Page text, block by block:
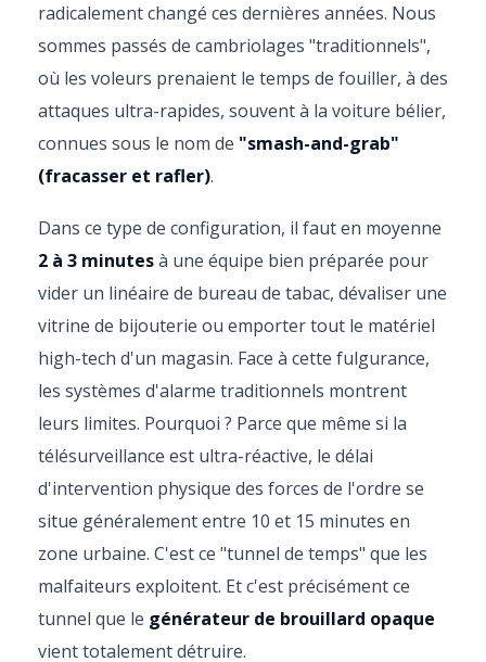
radicalement changé ces dernières années. Nous
sommes passés de cambriolages "traditionnels",
où les voleurs prenaient le temps de fouiller, à des
attaques ultra-rapides, souvent à la voiture bélier,
connues sous le nom de "smash-and-grab"
(fracasser et rafler).
Dans ce type de configuration, il faut en moyenne
2 à 3 minutesà une équipe bien préparée pour
vider un linéaire de bureau de tabac, dévaliser une
vitrine de bijouterie ou emporter tout le matériel
high-tech d'un magasin. Face à cette fulgurance,
les systèmes d'alarme traditionnels montrent
leurs limites. Pourquoi ? Parce que même si la
télésurveillance est ultra-réactive, le délai
d'intervention physique des forces de l'ordre se
situe généralement entre 10 et 15 minutes en
zone urbaine. C'est ce "tunnel de temps" que les
malfaiteurs exploitent. Et c'est précisément ce
tunnel que le générateur de brouillard opaque
vient totalement détruire.